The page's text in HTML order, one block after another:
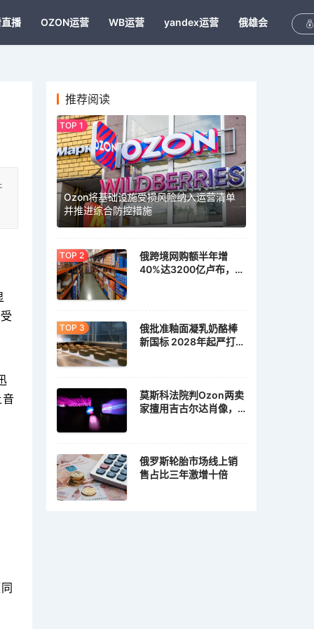
播 OZON运营 WB运营 yandex运营 俄雄会
推荐阅读
Ozon将基础设施受损风险纳入运营清单
并推进综合防控措施
俄跨境网购额半年增
40%达3200亿卢布，家
俄批准釉面凝乳奶酪棒
新国标 2028年起严打植
莫斯科法院判Ozon两卖
家擅用吉古尔达肖像，
俄罗斯轮胎市场线上销
售占比三年激增十倍